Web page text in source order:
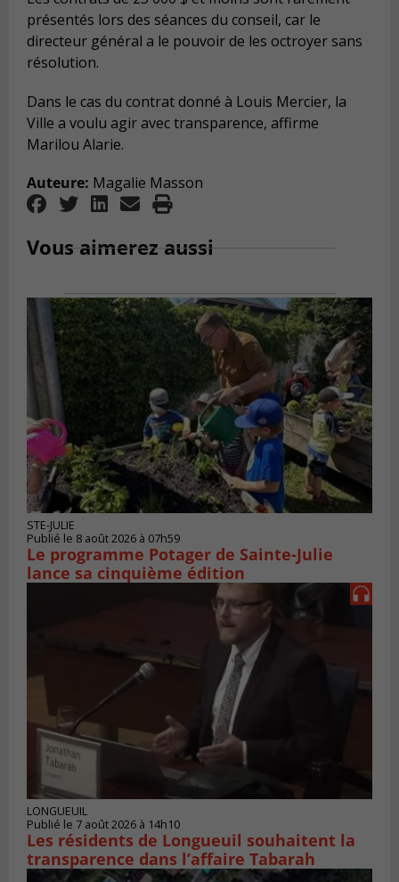
présentés lors des séances du conseil, car le
directeur général a le pouvoir de les octroyer sans
résolution.
Dans le cas du contrat donné à Louis Mercier, la
Ville a voulu agir avec transparence, affirme
Marilou Alarie.
Auteure: Magalie Masson
Vous aimerez aussi
STE-JULIE
Publié le 8 août 2026 à 07h59
Le programme Potager de Sainte-Julie
lance sa cinquième édition
LONGUEUIL
Publié le 7 août 2026 à 14h10
Les résidents de Longueuil souhaitent la
transparence dans l’affaire Tabarah